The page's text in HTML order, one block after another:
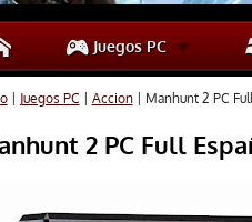
Juegos PC
| Juegos PC | Accion| Manhunt 2 PC
2 PC Full